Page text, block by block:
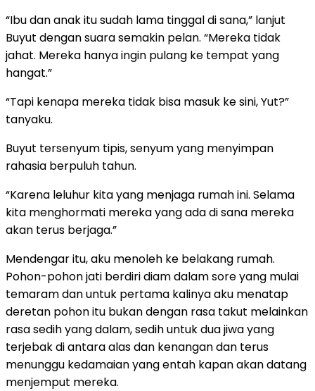
“Ibu dan anak itu sudah lama tinggal di sana,” lanjut
Buyut dengan suara semakin pelan. “Mereka tidak
jahat. Mereka hanya ingin pulang ke tempat yang
hangat.”
“Tapi kenapa mereka tidak bisa masuk ke sini, Yut?”
tanyaku.
Buyut tersenyum tipis, senyum yang menyimpan
rahasia berpuluh tahun.
“Karena leluhur kita yang menjaga rumah ini. Selama
kita menghormati mereka yang ada di sana mereka
akan terus berjaga.”
Mendengar itu, aku menoleh ke belakang rumah.
Pohon-pohon jati berdiri diam dalam sore yang mulai
temaram dan untuk pertama kalinya aku menatap
deretan pohon itu bukan dengan rasa takut melainkan
rasa sedih yang dalam, sedih untuk dua jiwa yang
terjebak di antara alas dan kenangan dan terus
menunggu kedamaian yang entah kapan akan datang
menjemput mereka.